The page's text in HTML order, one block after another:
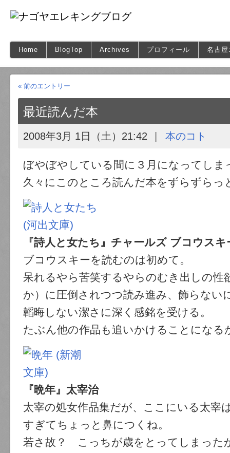
Home BlogTop Archives プロフィール 名古
« 前のエントリー
最近読んだ本
2008年3月 1日（土）21:42 本のコト
ぼやぼやしている間に３月になってしま
久々にこのところ読んだ本をずらずらっ
『詩人と女たち』チャールズ ブコウスキ
ブコウスキーを読むのは初めて。
呆れるやら苦笑するやらのむき出しの性
か）に圧倒されつつ読み進み、飾らない
韜晦しない潔さに深く感銘を受ける。
たぶん他の作品も追いかけることになる
『晩年』太宰治
太宰の処女作品集だが、ここにいる太宰
すぎてちょっと鼻につくね。
若さ故？ こっちが歳をとってしまった